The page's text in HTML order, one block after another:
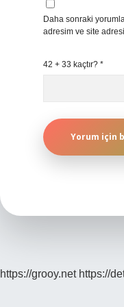
Daha sonraki
adresim ve site
42 + 33 kaçtır? *
https://grooy.net https://